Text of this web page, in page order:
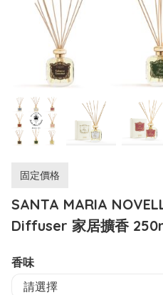
固定價格
SANTA MARIA
Diffuser 家居擴香
香味